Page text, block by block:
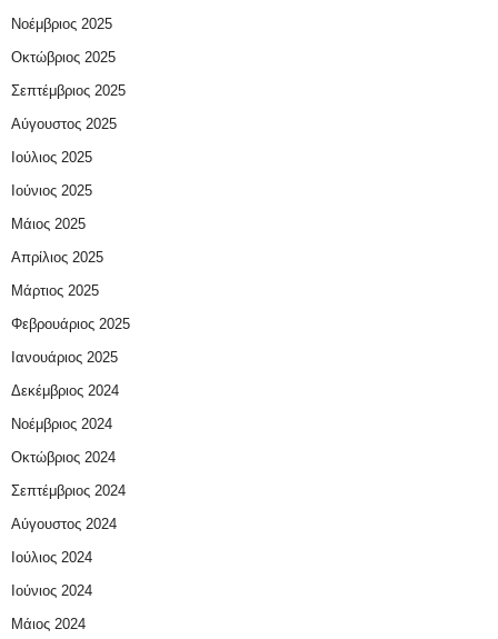
Νοέμβριος 2025
Οκτώβριος 2025
Σεπτέμβριος 2025
Αύγουστος 2025
Ιούλιος 2025
Ιούνιος 2025
Μάιος 2025
Απρίλιος 2025
Μάρτιος 2025
Φεβρουάριος 2025
Ιανουάριος 2025
Δεκέμβριος 2024
Νοέμβριος 2024
Οκτώβριος 2024
Σεπτέμβριος 2024
Αύγουστος 2024
Ιούλιος 2024
Ιούνιος 2024
Μάιος 2024